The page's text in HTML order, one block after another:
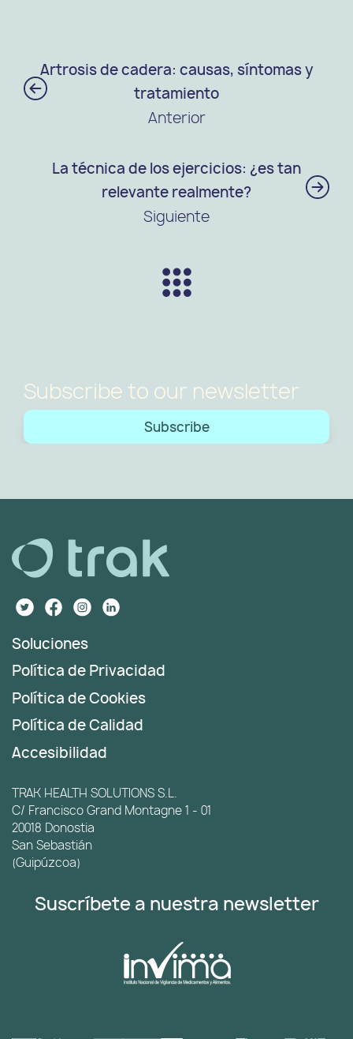
Artrosis de cadera: causas, síntomas y
tratamiento
Anterior
La técnica de los ejercicios: ¿es tan
relevante realmente?
Siguiente
Subscribe to our newsletter
Subscribe
Soluciones
Política de Privacidad
Política de Cookies
Política de Calidad
Accesibilidad
TRAK HEALTH SOLUTIONS S.L.
C/ Francisco Grand Montagne 1 - 01
20018 Donostia
San Sebastián
(Guipúzcoa)
Suscríbete a nuestra newsletter